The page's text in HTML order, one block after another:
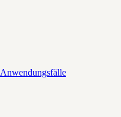
Anwendungsfälle